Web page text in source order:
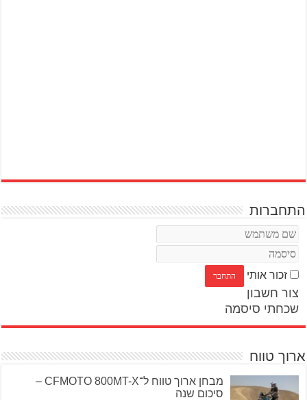
התחברות
זכור אותי
צור חשבון
שכחתי סיסמה
ארוך טווח
מבחן ארוך טווח ל־CFMOTO 800MT-X –
סיכום שנה